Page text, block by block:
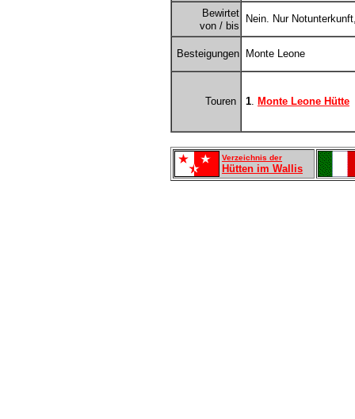
Bewirtet
von / bis
Nein. Nur
Besteigungen Monte Leone
Touren 1. Monte Leone Hütte
Verzeichnis der
Hütten im Wallis